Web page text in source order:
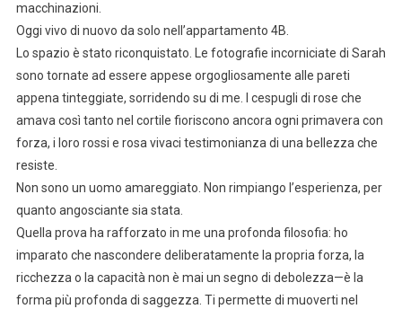
macchinazioni.
Oggi vivo di nuovo da solo nell’appartamento 4B.
Lo spazio è stato riconquistato. Le fotografie incorniciate di Sarah
sono tornate ad essere appese orgogliosamente alle pareti
appena tinteggiate, sorridendo su di me. I cespugli di rose che
amava così tanto nel cortile fioriscono ancora ogni primavera con
forza, i loro rossi e rosa vivaci testimonianza di una bellezza che
resiste.
Non sono un uomo amareggiato. Non rimpiango l’esperienza, per
quanto angosciante sia stata.
Quella prova ha rafforzato in me una profonda filosofia: ho
imparato che nascondere deliberatamente la propria forza, la
ricchezza o la capacità non è mai un segno di debolezza—è la
forma più profonda di saggezza. Ti permette di muoverti nel